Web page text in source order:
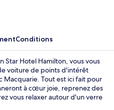
Conditions
Star Hotel Hamilton, vous vous
voiture de points d'intérêt
Macquarie. Tout est ici fait pour
à cœur joie, reprenez des
vous relaxer autour d'un verre